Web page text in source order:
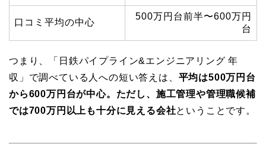
口コミ平均の中心
500万円台前半〜600万円
台
つまり、「日鉄パイプライン&エンジニアリング 年
収」で調べている人への短い答えは、 平均は500万円台
から600万円台が中心。ただし、施工管理や管理職候補
では700万円以上も十分に見える会社ということです。